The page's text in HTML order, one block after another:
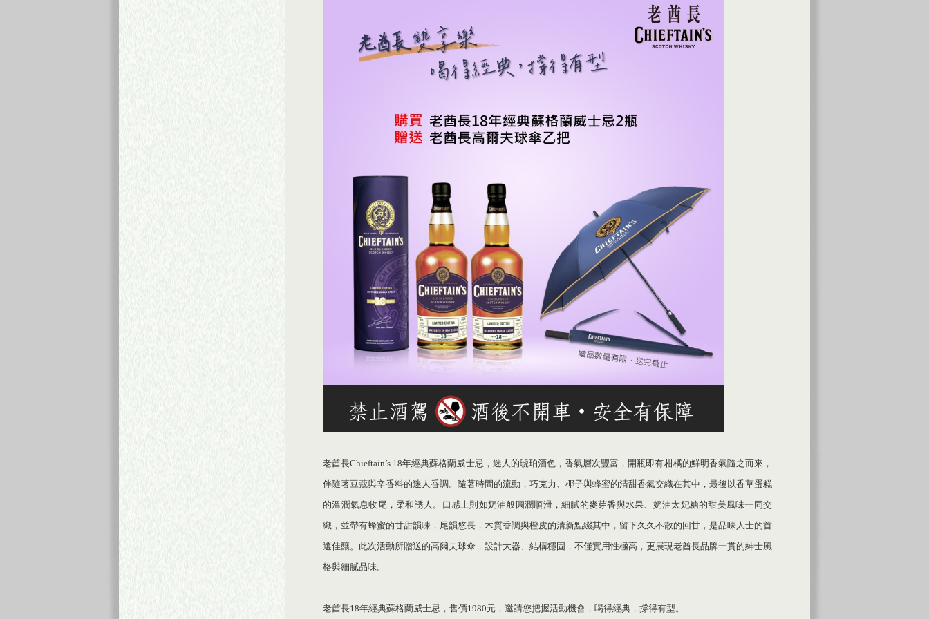
老酋長Chieftain’s 18年經典蘇格蘭威士忌，迷人的琥珀酒色，香氣層次豐富，開瓶即有柑橘的鮮明香氣隨之而來，
伴隨著豆蔻與辛香料的迷人香調。隨著時間的流動，巧克力、椰子與蜂蜜的清甜香氣交織在其中，最後以香草蛋糕
的溫潤氣息收尾，柔和誘人。口感上則如奶油般圓潤順滑，細膩的麥芽香與水果、奶油太妃糖的甜美風味一同交
織，並帶有蜂蜜的甘甜韻味，尾韻悠長，木質香調與橙皮的清新點綴其中，留下久久不散的回甘，是品味人士的首
選佳釀。此次活動所贈送的高爾夫球傘，設計大器、結構穩固，不僅實用性極高，更展現老酋長品牌一貫的紳士風
格與細膩品味。
老酋長18年經典蘇格蘭威士忌，售價1980元，邀請您把握活動機會，喝得經典，撐得有型。